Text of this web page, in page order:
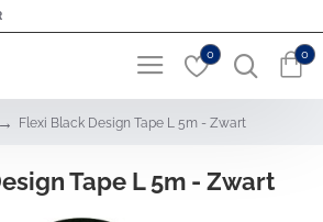
0 0
Flexi Black Design Tape L 5m - Zwart
Tape L 5m - Zwart